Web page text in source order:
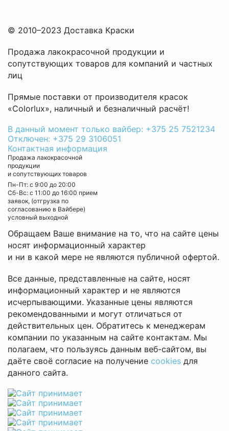
© 2010–2023 Доставка Краски
Продажа лакокрасочной продукции и
сопутствующих товаров для компаний и частных
лиц
Прямые поставки от производителя красок
«Colorlux», наличный и безналичный расчёт!
В данный момент только вайбер: +375 25 7521234
Отключен: +375 29 3106051
Контактная информация
Продажа лакокрасочной
продукции
и сопутствующих товаров
Пн-Пт: с 9:00 до 20:00
Cб-Вс: с 11:00 до 16:00 прием
заявок, (отгрузка по
согласованию в Вайбере)
условный выходной
Обращаем Ваше внимание на то, что на сайте цены
носят информационный характер
и ни в какой мере не являются публичной офертой.
Все данные, представленные на сайте, носят
информационный характер и не являются
исчерпывающими. Указанные цены являются
рекомендованными и могут отличаться от
действительных цен. Обратитесь к менеджерам
компании по указанным на сайте контактам. Мы
полагаем, что пользуясь данным веб-сайтом, вы
даёте своё согласие на получение cookies для
данного сайта.